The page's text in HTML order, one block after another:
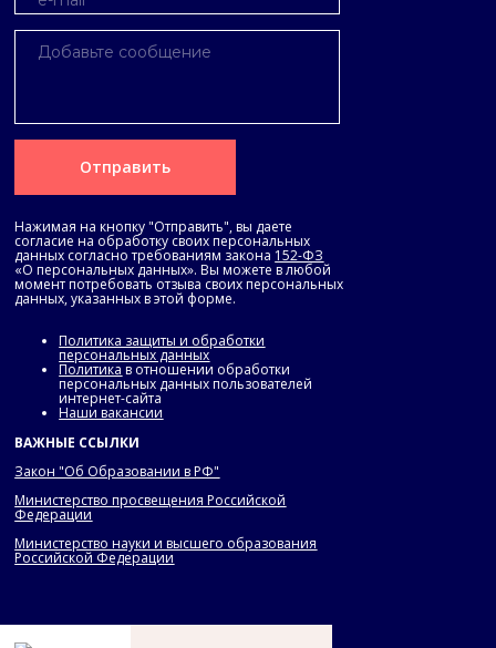
ВАЖНЫЕ ССЫЛКИ
Закон "Об Образовании в РФ"
Министерство просвещения Российской
Федерации
Министерство науки и высшего образования
Российской Федерации
Нажимая на кнопку "Отправить", вы даете
согласие на обработку своих персональных
данных согласно требованиям закона 152-ФЗ
«О персональных данных». Вы можете в любой
момент потребовать отзыва своих персональных
данных, указанных в этой форме.
Политика защиты и обработки
персональных данных
Политика в отношении обработки
персональных данных пользователей
интернет-сайта
Наши вакансии
Отправить